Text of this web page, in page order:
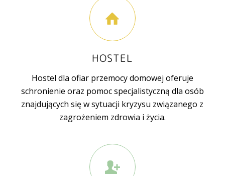
HOSTEL
Hostel dla ofiar przemocy domowej oferuje
schronienie oraz pomoc specjalistyczną dla osób
znajdujących się w sytuacji kryzysu związanego z
zagrożeniem zdrowia i życia.